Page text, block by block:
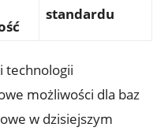
standardu
technologii
możliwości dla baz
‌w dzisiejszym